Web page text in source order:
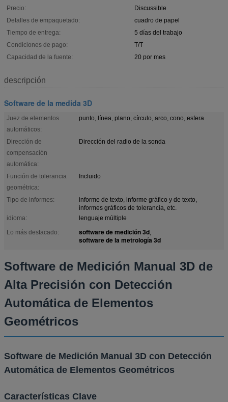
Precio:
Discussible
Detalles de empaquetado:
cuadro de papel
Tiempo de entrega:
5 días del trabajo
Condiciones de pago:
T/T
Capacidad de la fuente:
20 por mes
descripción
Software de la medida 3D
Juez de elementos
automáticos:
punto, línea, plano, círculo, arco, cono, esfera
Dirección de
compensación
automática:
Dirección del radio de la sonda
Función de tolerancia
geométrica:
Incluido
Tipo de informes:
informe de texto, informe gráfico y de texto,
informes gráficos de tolerancia, etc.
idioma:
lenguaje múltiple
Lo más destacado:
software de medición 3d,
software de la metrología 3d
Software de Medición Manual 3D de
Alta Precisión con Detección
Automática de Elementos
Geométricos
Software de Medición Manual 3D con Detección
Automática de Elementos Geométricos
Características Clave